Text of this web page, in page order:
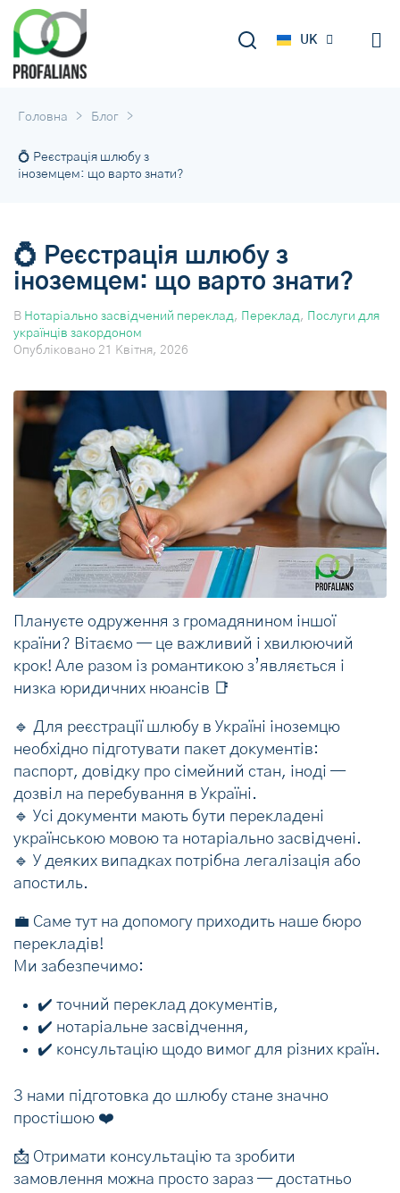
UK
RU
Головна > Блог >
💍 Реєстрація шлюбу з
іноземцем: що варто знати?
💍 Реєстрація шлюбу з
іноземцем: що варто знати?
В Нотаріально засвідчений переклад, Переклад,
Послуги для
українців закордоном
Опубліковано 21 Квітня, 2026
Плануєте одруження з громадянином іншої
країни? Вітаємо — це важливий і хвилюючий
крок! Але разом із романтикою з’являється і
низка юридичних нюансів 📑
🔹 Для реєстрації шлюбу в Україні іноземцю
необхідно підготувати пакет документів:
паспорт, довідку про сімейний стан, іноді —
дозвіл на перебування в Україні.
🔹 Усі документи мають бути перекладені
українською мовою та нотаріально засвідчені.
🔹 У деяких випадках потрібна легалізація або
апостиль.
💼 Саме тут на допомогу приходить наше бюро
перекладів!
Ми забезпечимо:
✔️ точний переклад документів,
✔️ нотаріальне засвідчення,
✔️ консультацію щодо вимог для різних країн.
З нами підготовка до шлюбу стане значно
простішою ❤️
📩 Отримати консультацію та зробити
замовлення можна просто зараз — достатньо